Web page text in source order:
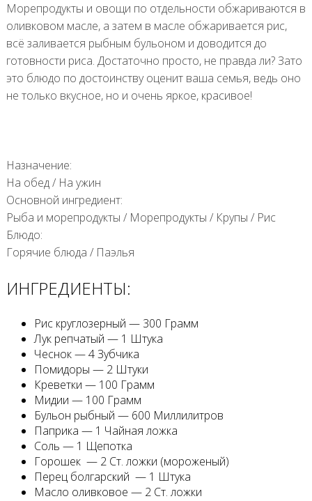
Морепродукты и овощи по отдельности обжариваются в
оливковом масле, а затем в масле обжаривается рис,
всё заливается рыбным бульоном и доводится до
готовности риса. Достаточно просто, не правда ли? Зато
это блюдо по достоинству оценит ваша семья, ведь оно
не только вкусное, но и очень яркое, красивое!
Назначение:
На обед/На ужин
Основной ингредиент:
Рыба и морепродукты /Морепродукты /Крупы /Рис
Блюдо:
Горячие блюда /Паэлья
ИНГРЕДИЕНТЫ:
Рис круглозерный — 300 Грамм
Лук репчатый — 1 Штука
Чеснок — 4 Зубчика
Помидоры — 2 Штуки
Креветки — 100 Грамм
Мидии — 100 Грамм
Бульон рыбный — 600 Миллилитров
Паприка — 1 Чайная ложка
Соль — 1 Щепотка
Горошек — 2 Ст. ложки (мороженый)
Перец болгарский — 1 Штука
Масло оливковое — 2 Ст. ложки